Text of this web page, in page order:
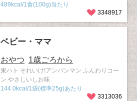
489kcal/1食(100g)当たり
3348917
ベビー・ママ
おやつ 1歳ごろから
東ハト それいけ!アンパンマン ふんわりコー
ン やさしいしお味
144.0kcal/1袋(標準25g)あたり
3313036